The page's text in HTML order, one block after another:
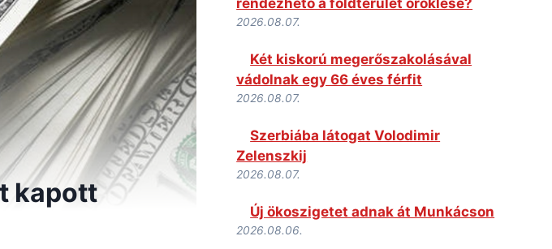
kapott
2026.08.07.
Két kiskorú megerőszakolásával
vádolnak egy 66 éves férfit
2026.08.07.
Szerbiába látogat Volodimir
Zelenszkij
2026.08.07.
Új ökoszigetet adnak át Munkácson
2026.08.06.